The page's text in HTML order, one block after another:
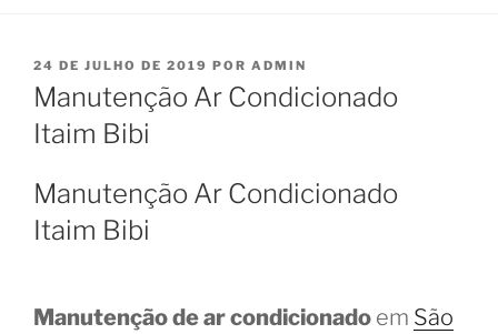
PUBLICADO
EM
24 DE JULHO DE 2019 POR ADMIN
Manutenção Ar Condicionado
Itaim Bibi
Manutenção Ar Condicionado
Itaim Bibi
Manutenção de ar condicionado em São